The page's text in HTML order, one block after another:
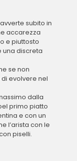
subito in
accarezza
e piuttosto
una discreta
se non
evolvere nel
dalla
primo piatto
e con un
l’arista con le
piselli.